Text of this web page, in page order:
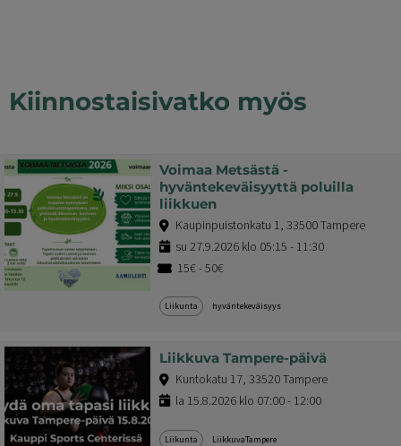
Kiinnostaisivatko myös
Voimaa Metsästä -
hyväntekeväisyyttä poluilla
liikkuen
Kaupinpuistonkatu 1, 33500 Tampere
su 27.9.2026 klo 05:15 - 11:30
15€ - 50€
Liikunta hyväntekeväisyys
Liikkuva Tampere-päivä
Kuntokatu 17, 33520 Tampere
la 15.8.2026 klo 07:00 - 12:00
Liikunta LiikkuvaTampere